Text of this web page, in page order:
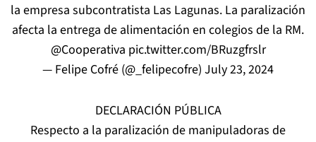
la empresa subcontratista Las Lagunas. La paralización
afecta la entrega de alimentación en colegios de la RM.
@Cooperativa pic.twitter.com/BRuzgfrslr
— Felipe Cofré (@_felipecofre) July 23, 2024
​DECLARACIÓN PÚBLICA
Respecto a la paralización de manipuladoras de